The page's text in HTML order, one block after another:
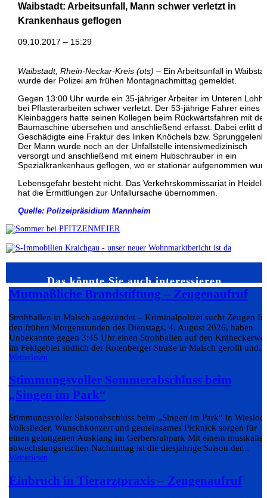
Waibstadt: Arbeitsunfall, Mann schwer verletzt in
Krankenhaus geflogen
09.10.2017 – 15:29
Waibstadt, Rhein-Neckar-Kreis (ots) – Ein Arbeitsunfall in
wurde der Polizei am frühen Montagnachmittag gemeldet.
Gegen 13:00 Uhr wurde ein 35-jähriger Arbeiter im Unteren
bei Pflasterarbeiten schwer verletzt. Der 53-jährige Fahrer eines
Kleinbaggers hatte seinen Kollegen beim Rückwärtsfahren mit der
Baumaschine übersehen und anschließend erfasst. Dabei erlitt
Geschädigte eine Fraktur des linken Knöchels bzw.
Der Mann wurde noch an der Unfallstelle intensivmedizinisch
versorgt und anschließend mit einem Hubschrauber in ein
Spezialkrankenhaus geflogen, wo er stationär aufgenommen
Lebensgefahr besteht nicht. Das Verkehrskommissariat in
hat die Ermittlungen zur Unfallursache übernommen.
Quelle: Polizeipräsidium Mannheim
Das könnte Sie auch interessieren…
Mutmaßliche Brandstiftung – Zeugenaufruf
Strohballen in Malsch angezündet – Kriminalpolizei sucht Zeugen In
den frühen Morgenstunden des Dienstags, 4. August 2026, haben
Unbekannte gegen 3:45 Uhr einen Strohballen auf den
im Feldgebiet südlich der Rotenberger Straße in Malsch gerollt und...
Weiterlesen
Stimmungsvoller Sommerabschluss beim
„Singen im Park“
Stimmungsvoller Saisonabschluss beim „Singen im Park“ in
Volkslieder, Wunschkonzert und gemeinsames Picknick sorgen für
einen gelungenen Ausklang im Gerbersruhpark Mit einem
abwechslungsreichen Nachmittag ist die diesjährige Saison der...
Weiterlesen
Einbruch in Tierarztpraxis – Zeugenaufruf